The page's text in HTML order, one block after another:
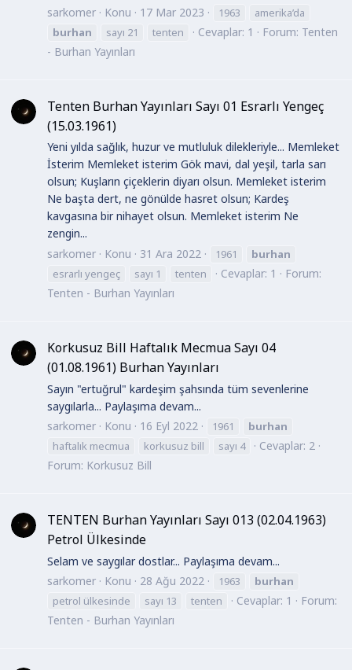
sarkomer
Konu 17 Mar 2023 1963
amerika’da
burhan
sayı 21 tenten Cevaplar: 1 Forum: Tenten
- Burhan Yayınları
Tenten Burhan Yayınları Sayı 01 Esrarlı Yengeç
(15.03.1961)
Yeni yılda sağlık, huzur ve mutluluk dilekleriyle... Memleket
İsterim Memleket isterim Gök mavi, dal yeşil, tarla sarı
olsun; Kuşların çiçeklerin diyarı olsun. Memleket isterim
Ne başta dert, ne gönülde hasret olsun; Kardeş
kavgasına bir nihayet olsun. Memleket isterim Ne
zengin...
sarkomer
Konu 31 Ara 2022 1961
burhan
esrarlı yengeç
sayı 1 tenten Cevaplar: 1
Forum:
Tenten - Burhan Yayınları
Korkusuz Bill Haftalık Mecmua Sayı 04
(01.08.1961) Burhan Yayınları
Sayın "ertuğrul" kardeşim şahsında tüm sevenlerine
saygılarla... Paylaşıma devam...
sarkomer
Konu 16 Eyl 2022 1961
burhan
haftalık mecmua
korkusuz bill sayı 4
Cevaplar: 2
Forum: Korkusuz Bill
TENTEN Burhan Yayınları Sayı 013 (02.04.1963)
Petrol Ülkesinde
Selam ve saygılar dostlar... Paylaşıma devam...
sarkomer
Konu 28 Ağu 2022 1963
burhan
petrol ülkesinde
sayı 13 tenten Cevaplar: 1
Forum:
Tenten - Burhan Yayınları